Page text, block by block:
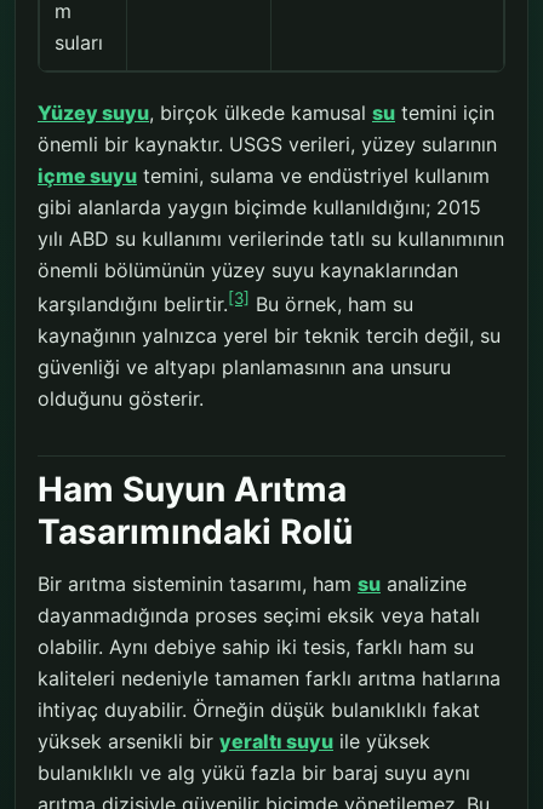
m
suları
Yüzey suyu, birçok ülkede kamusal su temini için
önemli bir kaynaktır. USGS verileri, yüzey sularının
içme suyu temini, sulama ve endüstriyel kullanım
gibi alanlarda yaygın biçimde kullanıldığını; 2015
yılı ABD su kullanımı verilerinde tatlı su kullanımının
önemli bölümünün yüzey suyu kaynaklarından
karşılandığını belirtir.[3] Bu örnek, ham su
kaynağının yalnızca yerel bir teknik tercih değil, su
güvenliği ve altyapı planlamasının ana unsuru
olduğunu gösterir.
Ham Suyun Arıtma
Tasarımındaki Rolü
Bir arıtma sisteminin tasarımı, ham su analizine
dayanmadığında proses seçimi eksik veya hatalı
olabilir. Aynı debiye sahip iki tesis, farklı ham su
kaliteleri nedeniyle tamamen farklı arıtma hatlarına
ihtiyaç duyabilir. Örneğin düşük bulanıklıklı fakat
yüksek arsenikli bir yeraltı suyu ile yüksek
bulanıklıklı ve alg yükü fazla bir baraj suyu aynı
arıtma dizisiyle güvenilir biçimde yönetilemez. Bu